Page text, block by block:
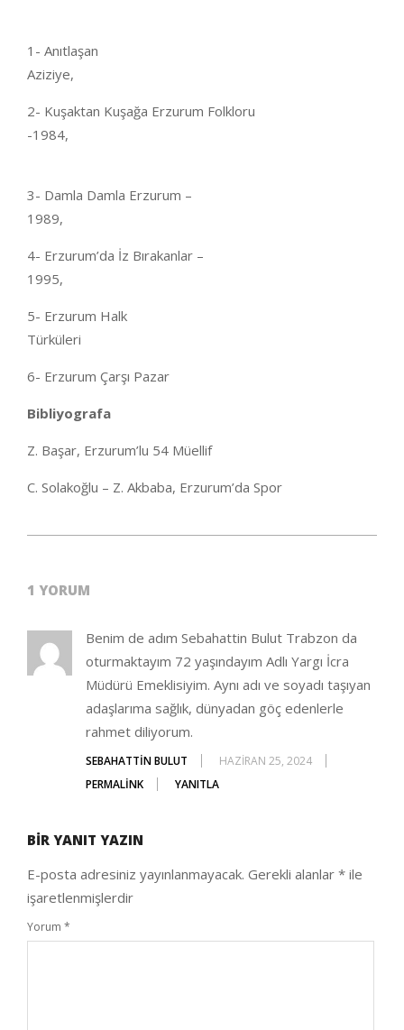
1- Anıtlaşan
2- Kuşaktan Kuşağa Erzurum Folkloru
-1984,
3- Damla Damla Erzurum –
4- Erzurum’da İz Bırakanlar –
5- Erzurum Halk
6- Erzurum Çarşı Pazar
Bibliyografa
Z. Başar, Erzurum’lu 54 Müellif
C. Solakoğlu – Z. Akbaba, Erzurum’da Spor
24
1 YORUM
Benim de adım Sebahattin Bulut Trabzon da
oturmaktayım 72 yaşındayım Adlı Yargı İcra
Müdürü Emeklisiyim. Aynı adı ve soyadı taşıyan
adaşlarıma sağlık, dünyadan göç edenlerle
rahmet diliyorum.
SEBAHATTIN BULUT
HAZIRAN 25, 2024
PERMALINK
YANITLA
BIR YANIT YAZIN
E-posta adresiniz yayınlanmayacak. Gerekli alanlar * ile
işaretlenmişlerdir
Yorum *